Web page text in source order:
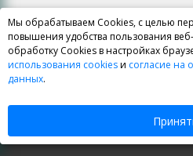
Мы обрабатываем Cookies, с целью
повышения удобства пользования
обработку Cookies в настройках
использования cookiesи согласие на
данных.
Курсы ЕГЭ и ОГЭ